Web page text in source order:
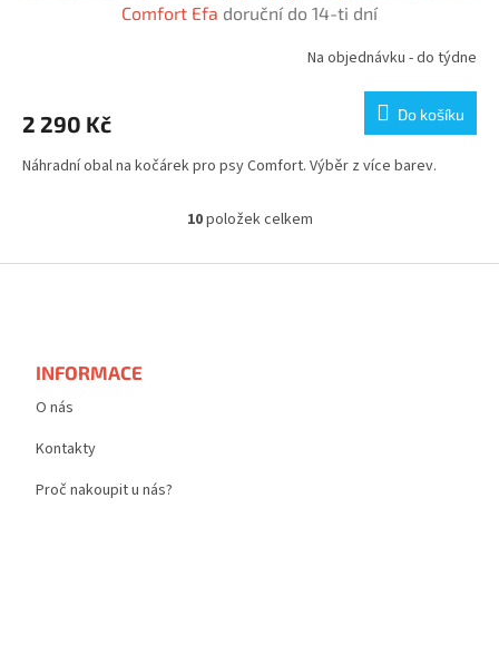
Comfort Efa doruční do 14-ti dní
Na objednávku - do týdne
2 290 Kč Do košíku
Náhradní obal na kočárek pro psy Comfort. Výběr z více barev.
O
l
10položek celkem
INFORMACE
O nás
Kontakty
Proč nakoupit u nás?